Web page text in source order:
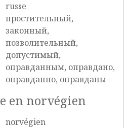
russe
простительный,
законный,
позволительный,
допустимый,
оправданным, оправдано,
оправданно, оправданы
en norvégien
norvégien